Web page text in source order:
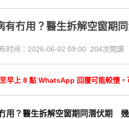
有冇用？醫生拆解空窗期
时间：2026-06-02 09:00 204次閱讀
早上 8 點 WhatsApp 回覆可能較慢，
用？醫生拆解空窗期同潛伏期